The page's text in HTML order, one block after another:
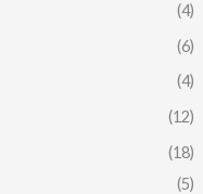
(4)
(6)
(4)
(12)
(18)
(5)